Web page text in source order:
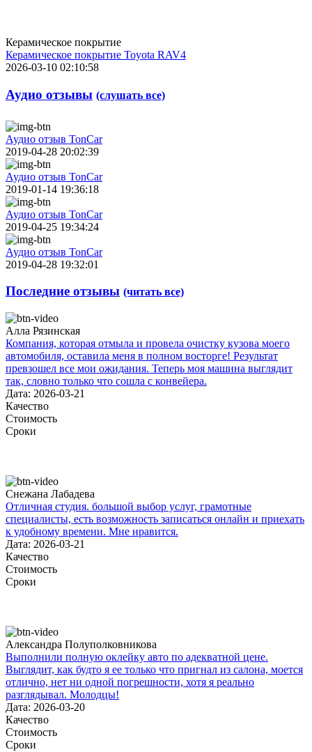
Керамическое покрытие
Керамическое покрытие Toyota RAV4
2026-03-10 02:10:58
Аудио отзывы (слушать все)
Аудио отзыв TonCar
2019-04-28 20:02:39
Аудио отзыв TonCar
2019-01-14 19:36:18
Аудио отзыв TonCar
2019-04-25 19:34:24
Аудио отзыв TonCar
2019-04-28 19:32:01
Последние отзывы (читать все)
Алла Рязинская
Компания, которая отмыла и провела очистку кузова моего
автомобиля, оставила меня в полном восторге! Результат
превзошел все мои ожидания. Теперь моя машина выглядит
так, словно только что сошла с конвейера.
Дата: 2026-03-21
Качество
Стоимость
Сроки
Снежана Лабадева
Отличная студия. большой выбор услуг, грамотные
специалисты, есть возможность записаться онлайн и приехать
к удобному времени. Мне нравится.
Дата: 2026-03-21
Качество
Стоимость
Сроки
Александра Полуполковникова
Выполнили полную оклейку авто по адекватной цене.
Выглядит, как будто я ее только что пригнал из салона, моется
отлично, нет ни одной погрешности, хотя я реально
разглядывал. Молодцы!
Дата: 2026-03-20
Качество
Стоимость
Сроки